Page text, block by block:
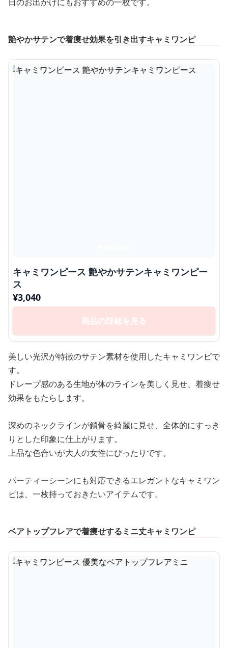
艶やかサテンで着痩せ効果を引き出すキャミワンピ
キャミワンピース 艶やかサテンキャミワンピー
ス
¥3,040
商品の詳細を見る
美しい光沢が特徴のサテン素材を使用したキャミワンピで
す。
ドレープ感のある生地が体のラインを美しく見せ、着痩せ
効果をもたらします。
深めのネックラインが鎖骨を綺麗に見せ、全体的にすっき
りとした印象に仕上がります。
上品な色合いが大人の女性にぴったりです。
パーティーシーンにも対応できるエレガントなキャミワン
ピは、一枚持っておきたいアイテムです。
ベアトップフレアで着痩せするミニ丈キャミワンピ